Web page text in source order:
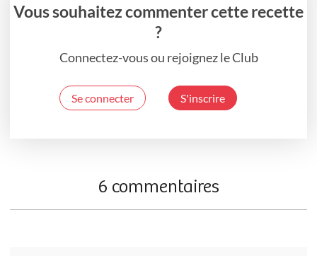
Vous souhaitez commenter cette recette
?
Connectez-vous ou rejoignez le Club
Se connecter S'inscrire
6 commentaires